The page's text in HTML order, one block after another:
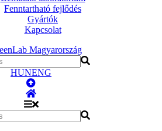
Fenntartható fejlődés
Gyártók
Kapcsolat
HUNENG